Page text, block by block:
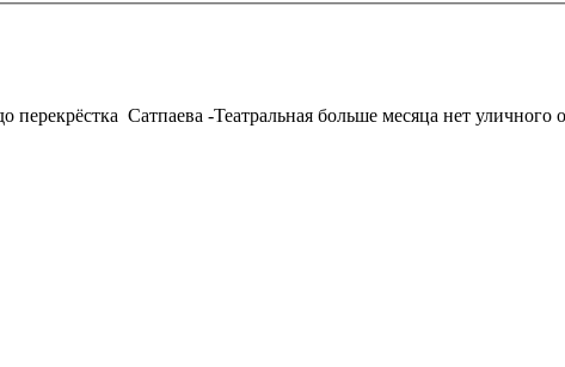
Сатпаева -Театральная больше месяца нет уличного